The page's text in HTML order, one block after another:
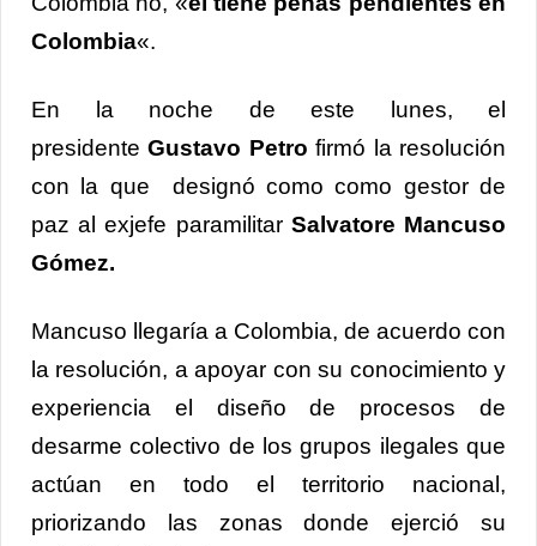
Colombia«.
En la noche de este lunes, el
presidenteGustavo Petrofirmó la resolución
con la que designó como como gestor de
paz al exjefe paramilitar Salvatore Mancuso
Gómez.
Mancuso llegaría a Colombia, de acuerdo con
la resolución, a apoyar con su conocimiento y
experiencia el diseño de procesos de
desarme colectivo de los grupos ilegales que
actúan en todo el territorio nacional,
priorizando las zonas donde ejerció su